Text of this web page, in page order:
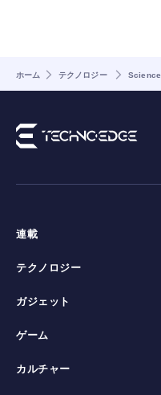
ホーム テクノロジー Science
連載
テクノロジー
ガジェット
ゲーム
カルチャー